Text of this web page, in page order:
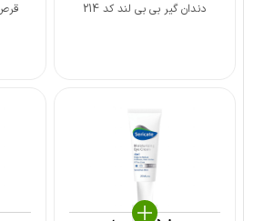
دندان گیر بی بی لند کد 214